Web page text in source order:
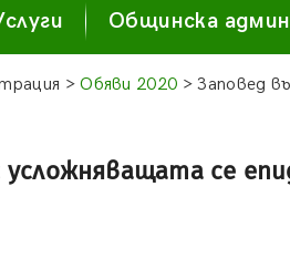
Общинска
>Обяви 2020 > Заповед
усложняващата се